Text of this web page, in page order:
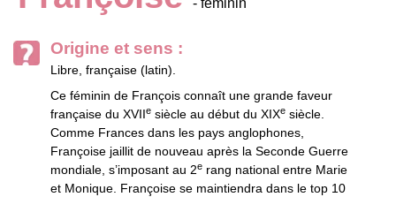
- féminin
Origine et sens :
Libre, française (latin).
Ce féminin de François connaît une grande faveur
française du XVIIe siècle au début du XIXe siècle.
Comme Frances dans les pays anglophones,
Françoise jaillit de nouveau après la Seconde Guerre
mondiale, s’imposant au 2e rang national entre Marie
et Monique. Françoise se maintiendra dans le top 10